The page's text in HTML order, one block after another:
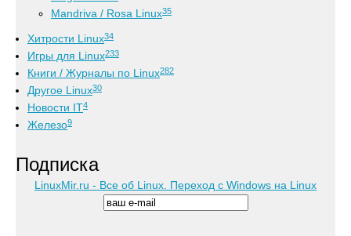
Mandriva / Rosa Linux35
Хитрости Linux34
Игры для Linux233
Книги / Журналы по Linux282
Другое Linux30
Новости IT4
Железо9
Подписка
LinuxMir.ru - Все об Linux. Переход с Windows на Linux